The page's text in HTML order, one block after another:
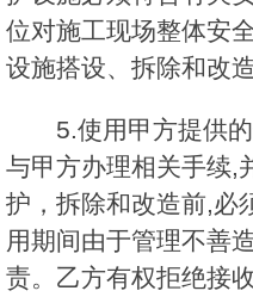
位对施工现场整体安
设施搭设、拆除和改
5.使用甲方提供
与甲方办理相关手续,
护，拆除和改造前,必
用期间由于管理不善
责。乙方有权拒绝接